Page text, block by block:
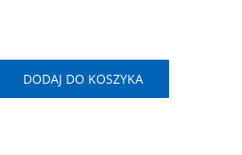
DODAJ DO KOSZYKA